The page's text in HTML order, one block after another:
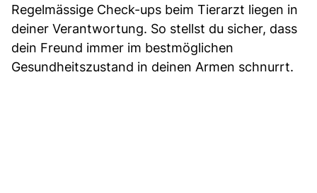
Regelmässige Check-ups beim Tierarzt liegen in
deiner Verantwortung. So stellst du sicher, dass
dein Freund immer im bestmöglichen
Gesundheitszustand in deinen Armen schnurrt.